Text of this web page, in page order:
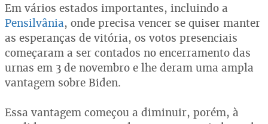
Em vários estados importantes, incluindo a
Pensilvânia, onde precisa vencer se quiser manter
as esperanças de vitória, os votos presenciais
começaram a ser contados no encerramento das
urnas em 3 de novembro e lhe deram uma ampla
vantagem sobre Biden.
Essa vantagem começou a diminuir, porém, à